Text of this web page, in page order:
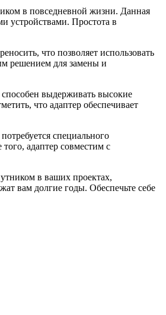
в повседневной жизни. Данная
устройствами. Простота в
что позволяет использовать
решением для замены и
выдерживать высокие
что адаптер обеспечивает
специального
адаптер совместим с
в ваших проектах,
вам долгие годы. Обеспечьте себе